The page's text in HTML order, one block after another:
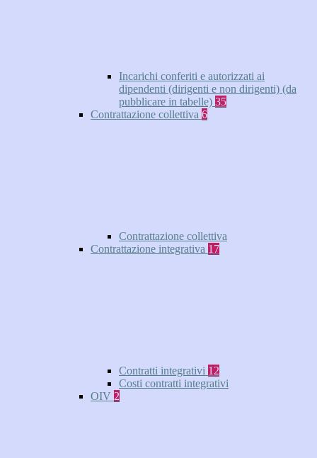
Incarichi conferiti e autorizzati ai
dipendenti (dirigenti e non dirigenti) (da
pubblicare in tabelle) 35
Contrattazione collettiva 6
Contrattazione collettiva
Contrattazione integrativa 17
Contratti integrativi 12
Costi contratti integrativi
OIV 2